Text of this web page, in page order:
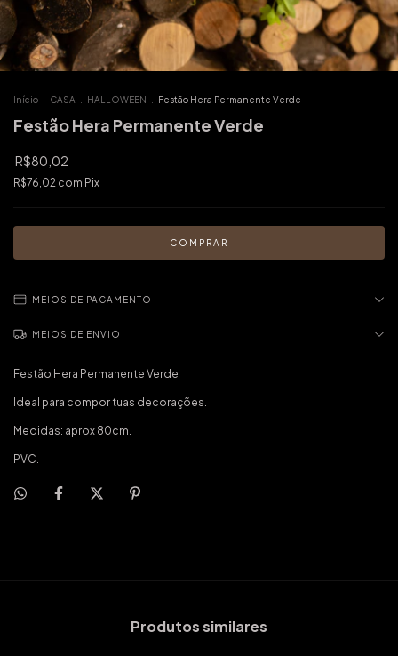
Início CASA HALLOWEEN Festão Hera Permanente Verde
Festão Hera Permanente Verde
R$80,02
R$76,02 com Pix
MEIOS DE PAGAMENTO
MEIOS DE ENVIO
Festão Hera Permanente Verde
Ideal para compor tuas decorações.
Medidas: aprox 80cm.
PVC.
Produtos similares